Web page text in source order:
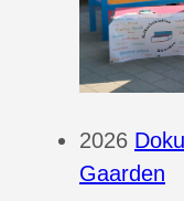
2026
Gaarden